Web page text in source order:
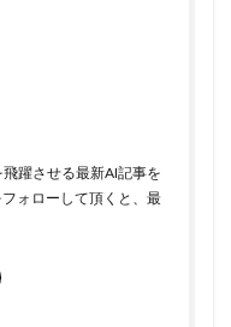
躍させる最新AI記事を
ォローして頂くと、最